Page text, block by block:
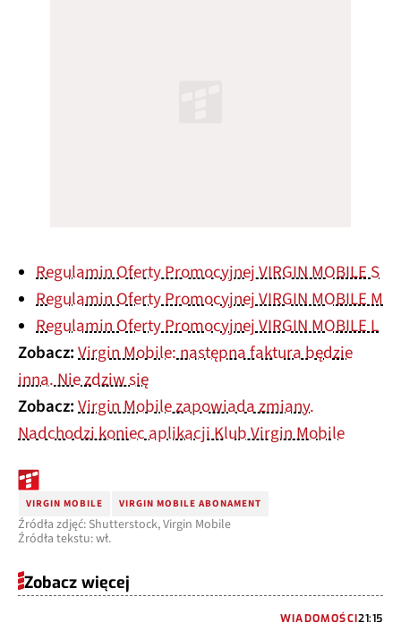
Regulamin Oferty Promocyjnej VIRGIN MOBILE S
Regulamin Oferty Promocyjnej VIRGIN MOBILE M
Regulamin Oferty Promocyjnej VIRGIN MOBILE L
Zobacz:Virgin Mobile: następna faktura będzie
inna. Nie zdziw się
Zobacz:Virgin Mobile zapowiada zmiany.
Nadchodzi koniec aplikacji Klub Virgin Mobile
VIRGIN MOBILE VIRGIN MOBILE ABONAMENT
Źródła zdjęć: Shutterstock, Virgin Mobile
Źródła tekstu: wł.
Zobacz więcej
WIADOMOŚCI21:15